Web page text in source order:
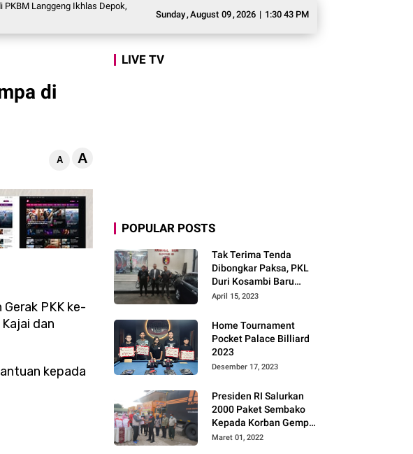
Sunday,August 09,2026 | 1:30 45 PM
Ikhlas Depok, Dorong Asesmen Awal Pembelajaran dan Pengembangan Potensi
di
A A
PKK ke-
dan
kepada
LIVE TV
POPULAR POSTS
Tak Terima Tenda
Dibongkar Paksa, PKL
Duri Kosambi Baru
Gugat PT MD
April 15, 2023
Home Tournament
Pocket Palace Billiard
2023
Desember 17, 2023
Presiden RI Salurkan
2000 Paket Sembako
Kepada Korban Gempa
di Pasaman Barat
Maret 01, 2022